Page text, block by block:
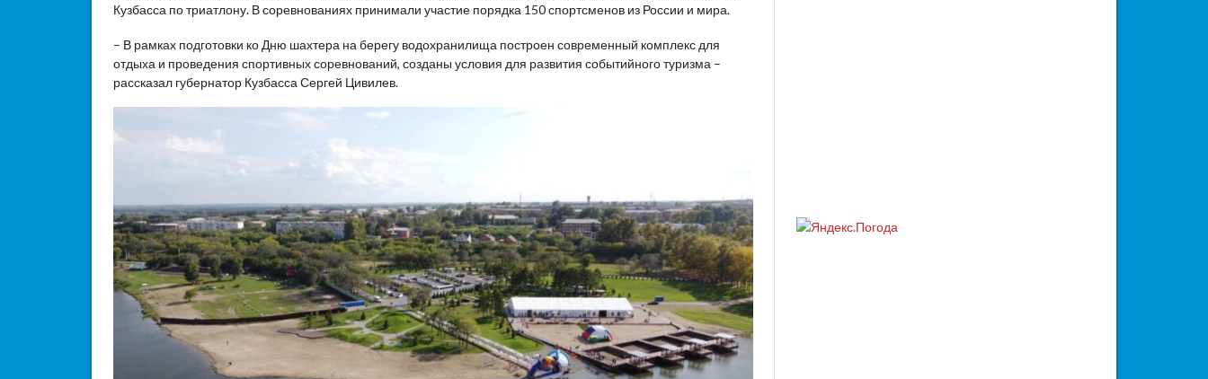
Кузбасса по триатлону. В соревнованиях принимали участие порядка 150 спортсменов из России и мира.
– В рамках подготовки ко Дню шахтера на берегу водохранилища построен современный комплекс для
отдыха и проведения спортивных соревнований, созданы условия для развития событийного туризма –
рассказал губернатор Кузбасса Сергей Цивилев.